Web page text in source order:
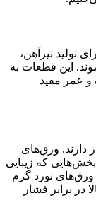
تولید تیرآهن،
این قطعات به
و عمر مفید
دارند. ورق‌های
که زیبایی
ورق‌های نورد گرم
در برابر فشار